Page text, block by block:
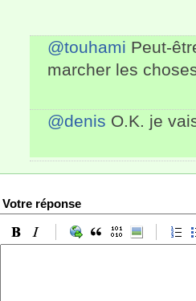
@touhami Peut-
marcher les
@denis O.K. je
Votre réponse